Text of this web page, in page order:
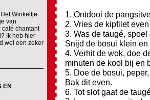
Winkeltje
van
café chantant
Ik heb hier
wel een zeker
EN
1. Ontdooi de
2. Vries de kipfilet
3. Was de taugé,
Snijd de bosui klein
4. Verhit de wok, doe
minuten de kool bij en
5. Doe de bosui,
Bak dit even.
6. Tot slot gaat de